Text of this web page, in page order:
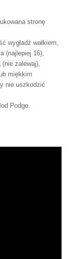
stronę
wygładź wałkiem,
(najlepiej 16),
zalewaj),
miękkim
nie uszkodzić
Podge.